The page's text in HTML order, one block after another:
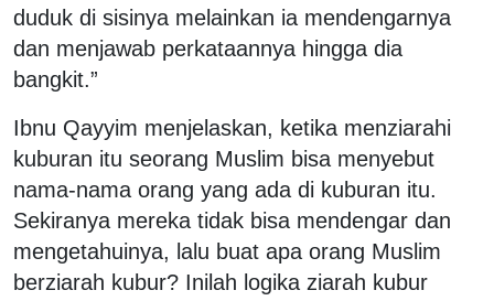
duduk di sisinya melainkan ia mendengarnya
dan menjawab perkataannya hingga dia
bangkit.”
Ibnu Qayyim menjelaskan, ketika menziarahi
kuburan itu seorang Muslim bisa menyebut
nama-nama orang yang ada di kuburan itu.
Sekiranya mereka tidak bisa mendengar dan
mengetahuinya, lalu buat apa orang Muslim
berziarah kubur? Inilah logika ziarah kubur